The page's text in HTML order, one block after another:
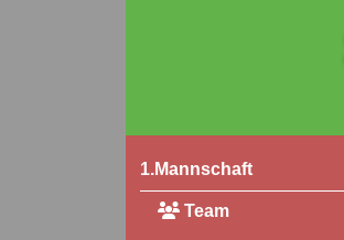
1.Mannschaft
Team